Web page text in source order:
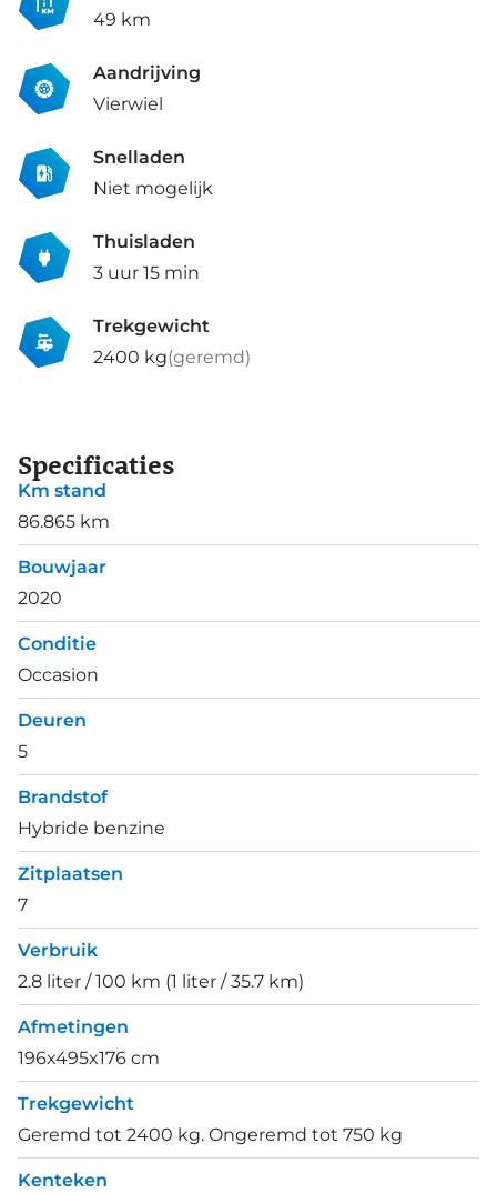
49 km
Aandrijving
Vierwiel
Snelladen
Niet mogelijk
Thuisladen
3 uur 15 min
Trekgewicht
2400 kg(geremd)
Specificaties
Km stand
86.865 km
Bouwjaar
2020
Conditie
Occasion
Deuren
5
Brandstof
Hybride benzine
Zitplaatsen
7
Verbruik
2.8 liter / 100 km (1 liter / 35.7 km)
Afmetingen
196x495x176 cm
Trekgewicht
Geremd tot 2400 kg. Ongeremd tot 750 kg
Kenteken